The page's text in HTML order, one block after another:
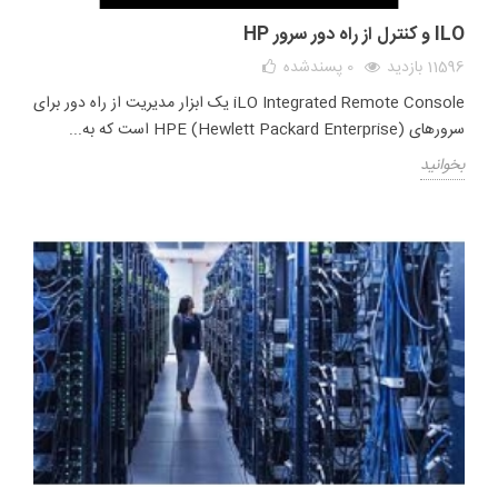
ILO و کنترل از راه دور سرور HP
11596 بازدید 0 پسندشده
iLO Integrated Remote Console یک ابزار مدیریت از راه دور برای
سرورهای HPE (Hewlett Packard Enterprise) است که به...
بخوانید